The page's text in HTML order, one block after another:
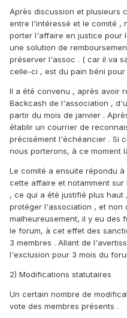
Après discussion et plusieurs
entre l'intéressé et le comité ,
porter l'affaire en justice pour
une solution de
préserver l'assoc . ( car il va
celle-ci , est du pain béni
Il a été convenu , après avoir
Backcash de l'association ,
partir du mois de janvier .
établir un courrier de
précisément l'échéancier . Si
nous porterons, à ce moment
Le comité a ensuite répondu
cette affaire et notamment
, ce qui a été justifié plus haut
protéger l'association , et non
malheureusement, il y eu des
le forum, à cet effet des
3 membres . Allant de
l'exclusion pour 3 mois du
2) Modifications statutaires
Un certain nombre de
vote des membres présents .